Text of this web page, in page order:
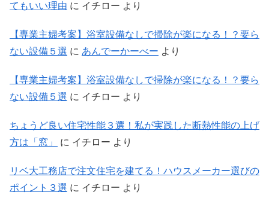
てもいい理由 に イチロー より
【専業主婦考案】浴室設備なしで掃除が楽になる！？要ら
ない設備５選 に あんでーかーべー より
【専業主婦考案】浴室設備なしで掃除が楽になる！？要ら
ない設備５選 に イチロー より
ちょうど良い住宅性能３選！私が実践した断熱性能の上げ
方は「窓」
に イチロー より
リベ大工務店で注文住宅を建てる！ハウスメーカー選びの
ポイント３選 に イチロー より